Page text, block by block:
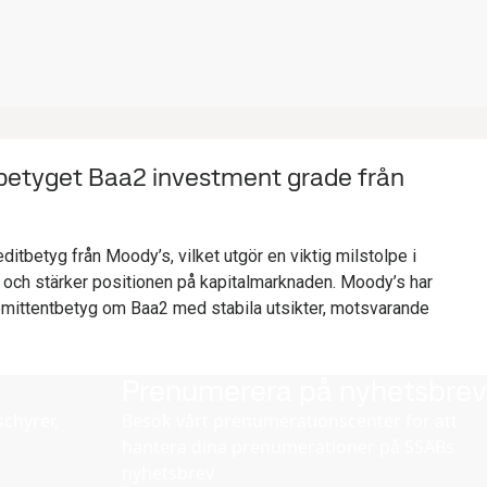
Baa2 investment grade från
från Moody’s, vilket utgör en viktig milstolpe i
stärker positionen på kapitalmarknaden. Moody’s har
om Baa2 med stabila utsikter, motsvarande